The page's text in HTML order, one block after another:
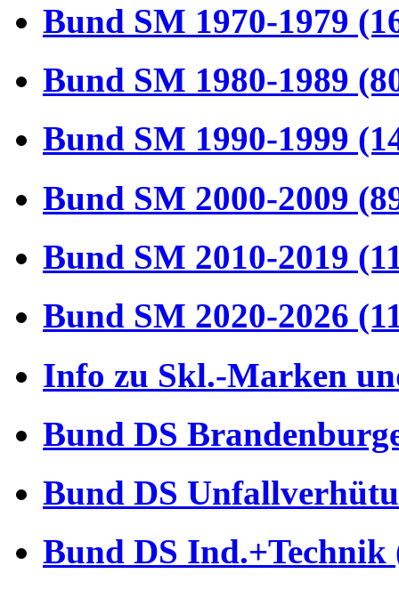
Bund SM 1970-1979
Bund SM 1980-1989
Bund SM 1990-1999
Bund SM 2000-2009
Bund SM 2010-2019
Bund SM 2020-2026
Info zu Skl.-Marken
Bund DS
Bund DS
Bund DS Ind.+Technik